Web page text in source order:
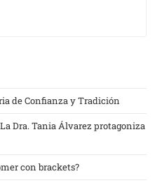
de Confianza y Tradición
Dra. Tania Álvarez protagoniza
con brackets?